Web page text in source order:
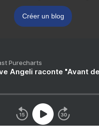
Créer un blog
Purecharts
Angeli raconte "Avant